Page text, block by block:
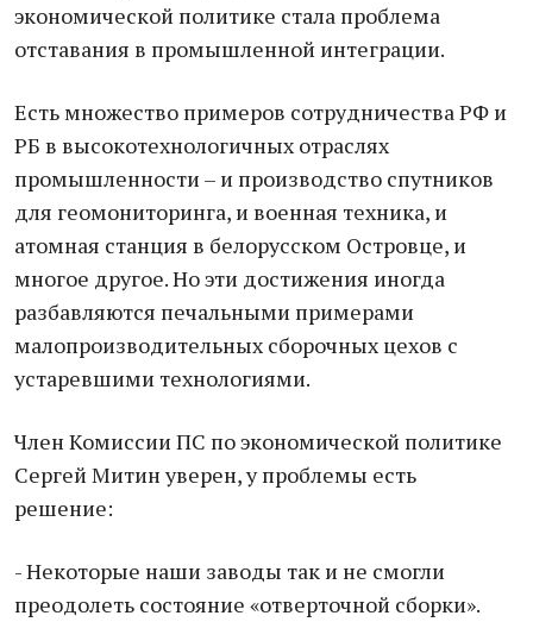
экономической политике стала проблема
отставания в промышленной интеграции.
Есть множество примеров сотрудничества РФ и
РБ в высокотехнологичных отраслях
промышленности – и производство спутников
для геомониторинга, и военная техника, и
атомная станция в белорусском Островце, и
многое другое. Но эти достижения иногда
разбавляются печальными примерами
малопроизводительных сборочных цехов с
устаревшими технологиями.
Член Комиссии ПС по экономической политике
Сергей Митин уверен, у проблемы есть
решение:
- Некоторые наши заводы так и не смогли
преодолеть состояние «отверточной сборки».